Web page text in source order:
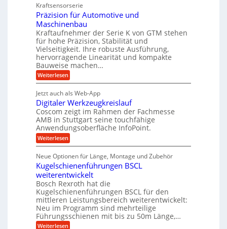
c
i
n
d
e
t
r
i
e
b
e
f
ü
r
r
a
e
U
m
g
e
b
u
n
n
d
A
u
f
t
r
a
g
s
e
i
n
g
a
n
g
l
o
s
e
,
w
e
n
i
g
e
r
S
t
e
l
e
n
h
n
s
t
a
n
g
e
n
g
e
t
r
i
e
b
e
f
ü
r
r
ä
i
s
e
H
u
b
b
Kraftsensorserie
Präzision für Automotive und
Maschinenbau
Kraftaufnehmer der Serie K von GTM stehen
für hohe Präzision, Stabilität und
Vielseitigkeit. Ihre robuste Ausführung,
hervorragende Linearität und kompakte
Bauweise machen…
Weiterlesen:
P
ä
z
i
s
i
o
n
f
r
A
u
t
o
m
o
t
i
v
Jetzt auch als Web-App
Digitaler Werkzeugkreislauf
Coscom zeigt im Rahmen der Fachmesse
AMB in Stuttgart seine touchfähige
Anwendungsoberfläche InfoPoint.
Weiterlesen:
D
g
i
t
a
l
e
r
W
e
r
Neue Optionen für Länge, Montage und Zubehör
Kugelschienenführungen BSCL
weiterentwickelt
Bosch Rexroth hat die
Kugelschienenführungen BSCL für den
mittleren Leistungsbereich weiterentwickelt:
Neu im Programm sind mehrteilige
Führungsschienen mit bis zu 50m Länge,…
Weiterlesen: